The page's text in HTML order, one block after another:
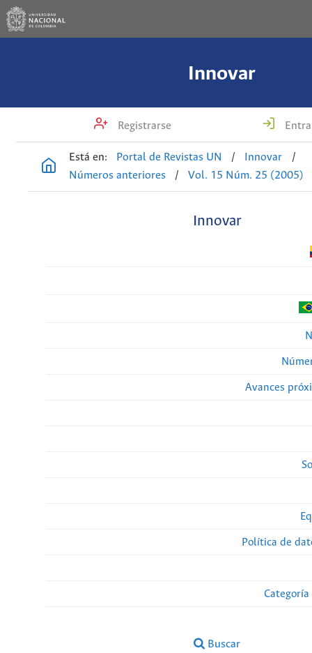
Innovar
Registrarse
Está en: Portal de Revistas UN / Innovar
/
Números anteriores
/ Vol. 15 Núm. 25 (2005)
Innovar
Avances
Política de
Buscar